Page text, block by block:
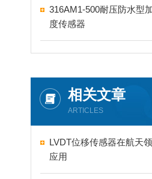
316AM1-500耐压防水型
度传感器
相关文章
ARTICLES
LVDT位移传感器在航天
应用